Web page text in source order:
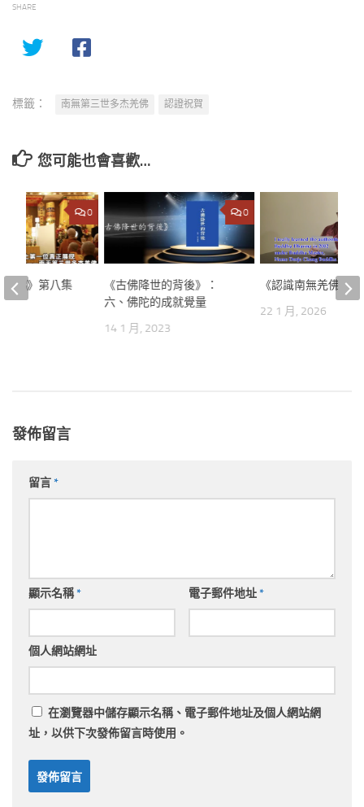
SHARE
標籤： 南無第三世多杰羌佛 認證祝賀
您可能也會喜歡…
0
《古佛降世的背後》：
六、佛陀的成就覺量
14 1 月, 2023
《認識南無羌佛》
22 1 月, 2026
0
羌佛》第八集
發佈留言
留言*
顯示名稱* 電子郵件地址*
個人網站網址
在瀏覽器中儲存顯示名稱、電子郵件地址及個人網站網
址，以供下次發佈留言時使用。